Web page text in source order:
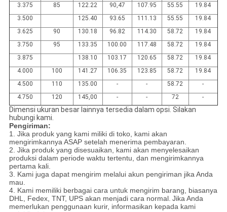
3.375
85 122.22 90,47 107.95 55.55
19.84
3.500
125.40 93.65 111.13 55.55
19.84
3.625
90 130.18 96.82 114.30 58.72
19.84
3.750
95 133.35 100.00 117.48 58.72
19.84
3.875
138.10 103.17 120.65 58.72
19.84
4.000
100 141.27 106.35 123.85 58.72
19.84
4.500
110 135.00 - - 58.72
-
4.750
120 145,00 - - 72 -
Dimensi ukuran besar lainnya tersedia dalam opsi. Silakan
hubungi kami.
Pengiriman:
1. Jika produk yang kami miliki di toko, kami akan
mengirimkannya ASAP setelah menerima pembayaran.
2. Jika produk yang disesuaikan, kami akan menyelesaikan
produksi dalam periode waktu tertentu, dan mengirimkannya
pertama kali.
3. Kami juga dapat mengirim melalui akun pengiriman jika Anda
mau.
4. Kami memiliki berbagai cara untuk mengirim barang, biasanya
DHL, Fedex, TNT, UPS akan menjadi cara normal. Jika Anda
memerlukan penggunaan kurir, informasikan kepada kami